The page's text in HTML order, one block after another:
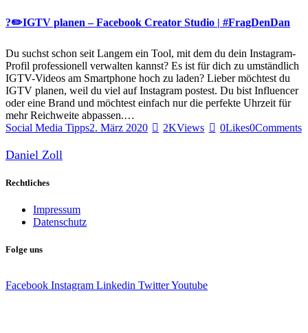
?✏️IGTV planen – Facebook Creator Studio | #FragDenDan
Du suchst schon seit Langem ein Tool, mit dem du dein Instagram-
Profil professionell verwalten kannst? Es ist für dich zu umständlich
IGTV-Videos am Smartphone hoch zu laden? Lieber möchtest du
IGTV planen, weil du viel auf Instagram postest. Du bist Influencer
oder eine Brand und möchtest einfach nur die perfekte Uhrzeit für
mehr Reichweite abpassen.…
Social Media Tipps2. März 2020 2KViews 0Likes0Comments
Daniel Zoll
Rechtliches
Impressum
Datenschutz
Folge uns
Facebook Instagram Linkedin TwitterYoutube